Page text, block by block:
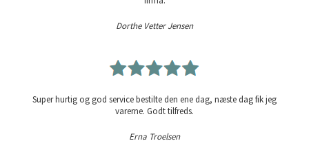
Dorthe Vetter Jensen
Super hurtig og god service bestilte den ene dag, næste dag fik jeg
varerne. Godt tilfreds.
Erna Troelsen